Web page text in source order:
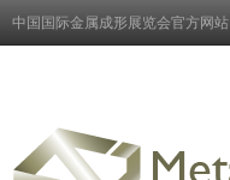
中国国际金属成形展览会官方网站